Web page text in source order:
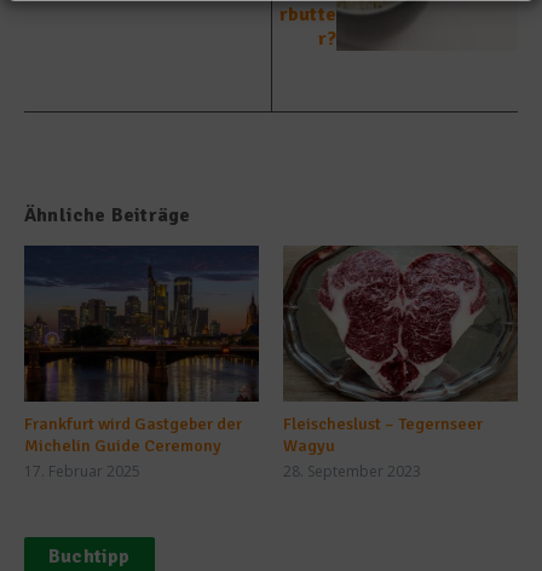
rbutte
r?
Ähnliche Beiträge
Frankfurt wird Gastgeber der
Michelin Guide Ceremony
17. Februar 2025
Fleischeslust – Tegernseer
Wagyu
28. September 2023
Buchtipp